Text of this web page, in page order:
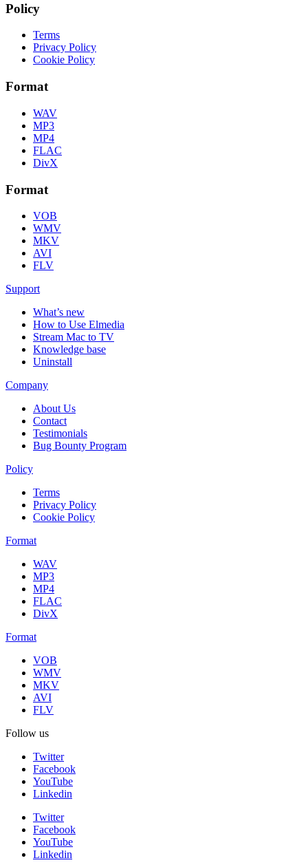
Policy
Terms
Privacy Policy
Cookie Policy
Format
WAV
MP3
MP4
FLAC
DivX
Format
VOB
WMV
MKV
AVI
FLV
Support
What’s new
How to Use Elmedia
Stream Mac to TV
Knowledge base
Uninstall
Company
About Us
Contact
Testimonials
Bug Bounty Program
Policy
Terms
Privacy Policy
Cookie Policy
Format
WAV
MP3
MP4
FLAC
DivX
Format
VOB
WMV
MKV
AVI
FLV
Follow us
Twitter
Facebook
YouTube
Linkedin
Twitter
Facebook
YouTube
Linkedin